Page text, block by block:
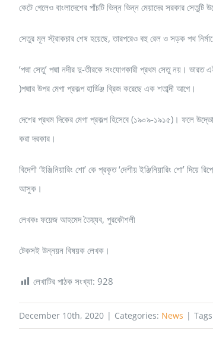
কেটে গেলেও বাংলাদেশের পাঁচটি ভিন্ন ভিন্ন মেয়াদের সরকার সেতুটি
সেতুর মূল স্ট্রাকচার শেষ হয়েছে, তারপরেও বহু রেল ও সড়ক পথ
‘পদ্মা সেতু’ পদ্মা নদীর দু-তীরকে সংযোগকারী প্রথম সেতু নয়।
)পদ্মার উপর মেগা প্রকল্প হার্ডিঞ্জ ব্রিজ করেছে এক শতাব্দী আগে।
দেশের প্রথম দিকের মেগা প্রকল্প হিসেবে (১৯০৯-১৯১৫)। ফলে
করা দরকার।
বিদেশী ‘ইঞ্জিনিয়ারিং শো’ কে প্রকৃত ‘দেশীয় ইঞ্জিনিয়ারিং
আসুক।
লেখকঃ ফয়েজ আহমেদ তৈয়্যব, পুরকৌশলী
টেকসই উন্নয়ন বিষয়ক লেখক।
লেখাটির পাঠক সংখ্যা: 928
December 10th, 2020 | Categories: News |